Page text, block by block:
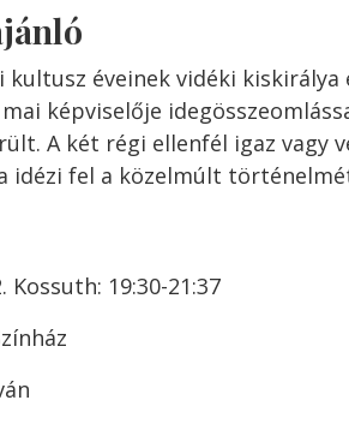
kultusz éveinek vidéki kiskirálya
képviselője
A két régi ellenfél igaz vagy
idézi fel a közelmúlt
Kossuth: 19:30-21:37